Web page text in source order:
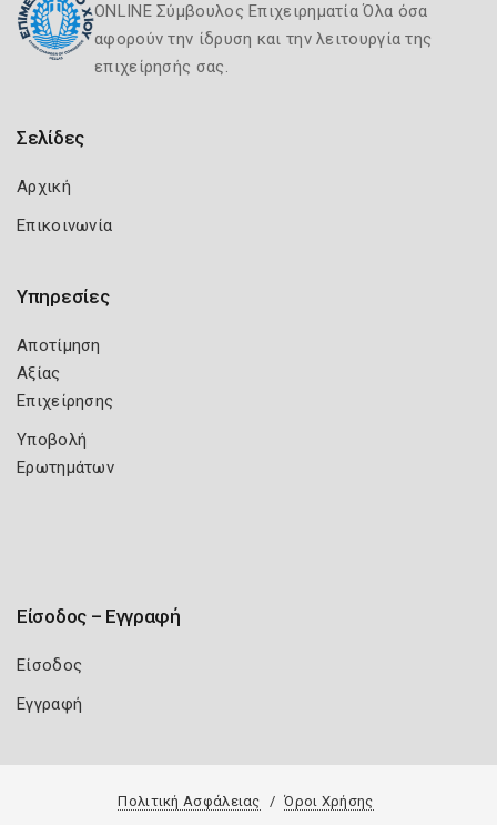
ONLINE Σύμβουλος Επιχειρηματία Όλα όσα
αφορούν την ίδρυση και την λειτουργία της
επιχείρησής σας.
Σελίδες
Αρχική
Επικοινωνία
Υπηρεσίες
Αποτίμηση
Αξίας
Επιχείρησης
Υποβολή
Ερωτημάτων
Είσοδος – Εγγραφή
Είσοδος
Εγγραφή
Πολιτική Ασφάλειας Όροι Χρήσης